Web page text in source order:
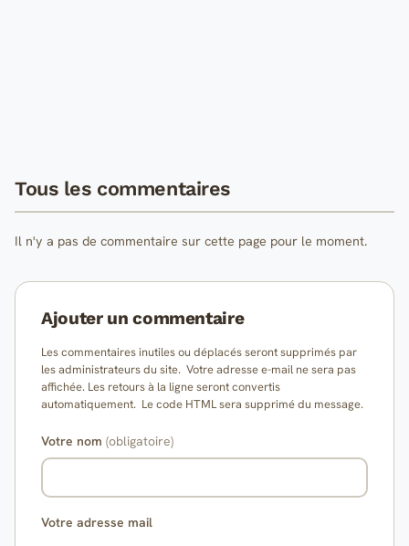
Tous les commentaires
Il n'y a pas de commentaire sur cette page pour le moment.
Ajouter un commentaire
Les commentaires inutiles ou déplacés seront supprimés par
les administrateurs du site. Votre adresse e-mail ne sera pas
affichée. Les retours à la ligne seront convertis
automatiquement. Le code HTML sera supprimé du message.
Votre nom (obligatoire)
Votre adresse mail